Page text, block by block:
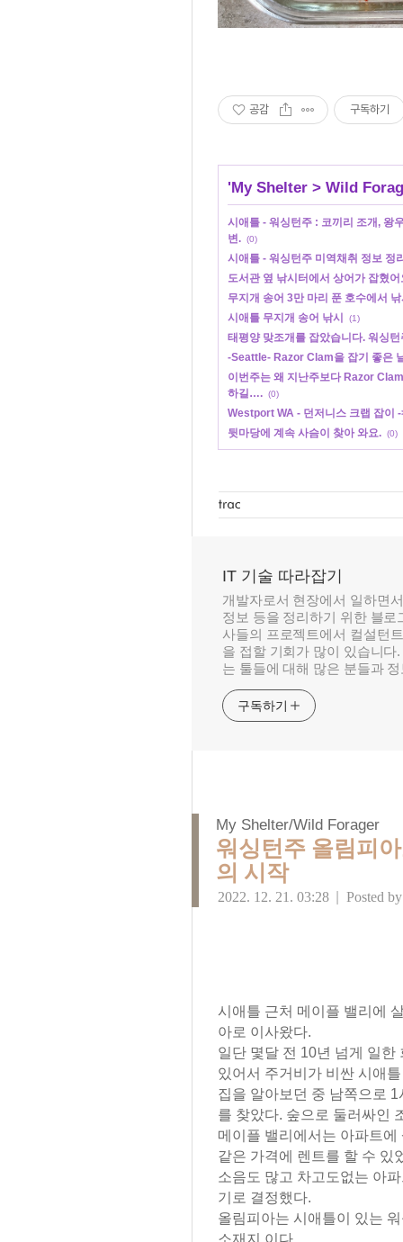
공감 구독하기
'My Shelter > Wild
시애틀 - 워싱턴주 : 코끼리 조개, 왕
변. (0)
시애틀 - 워싱턴주 미역채취 정보 정
도서관 옆 낚시터에서 상어가 잡혔
무지개 송어 3만 마리 푼 호수에서
시애틀 무지개 송어 낚시
(1)
태평양 맞조개를 잡았습니다. 워싱
-Seattle- Razor Clam을 잡기 좋은
이번주는 왜 지난주보다 Razor
하길…. (0)
Westport WA - 던저니스 크랩 잡이
뒷마당에 계속 사슴이 찾아 와요. (0)
IT 기술 따라잡기
개발자로서 현장에서 일하면
정보 등을 정리하기 위한 블
사들의 프로젝트에서 컬설턴
을 접할 기회가 많이 있습니
는 툴들에 대해 많은 분들과
구독하기
My Shelter/Wild Forager
워싱턴주 올림피
의 시작
2022. 12. 21. 03:28 Posted
시애틀 근처 메이플 밸리에
아로 이사왔다.
일단 몇달 전 10년 넘게 일
있어서 주거비가 비싼 시애
집을 알아보던 중 남쪽으로
를 찾았다. 숲으로 둘러싸인
메이플 밸리에서는 아파트
같은 가격에 렌트를 할 수 있
소음도 많고 차고도없는 아
기로 결정했다.
올림피아는 시애틀이 있는